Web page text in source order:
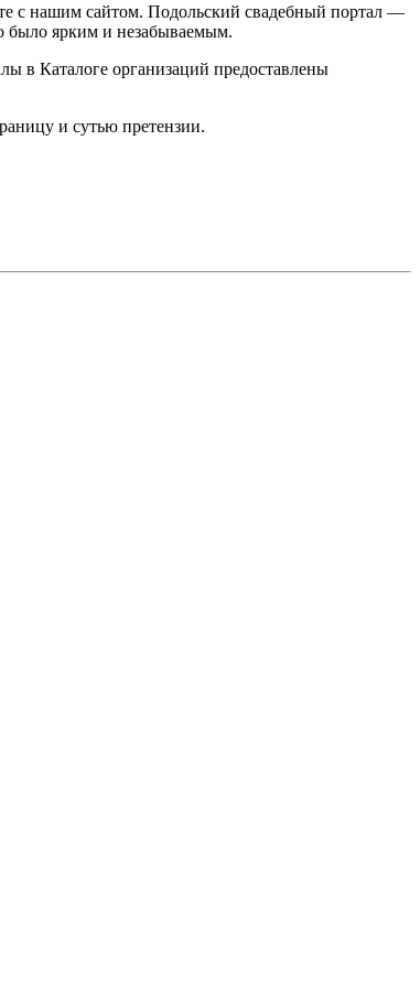
с нашим сайтом. Подольский свадебный портал —
было ярким и незабываемым.
в Каталоге организаций предоставлены
и сутью претензии.